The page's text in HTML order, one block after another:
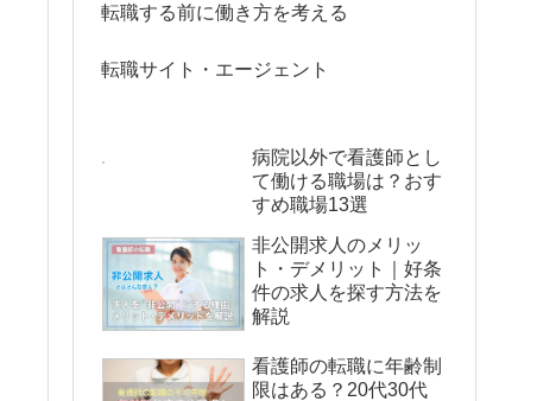
転職する前に働き方を考える
転職サイト・エージェント
病院以外で看護師とし
て働ける職場は？おす
すめ職場13選
非公開求人のメリッ
ト・デメリット｜好条
件の求人を探す方法を
解説
看護師の転職に年齢制
限はある？20代30代